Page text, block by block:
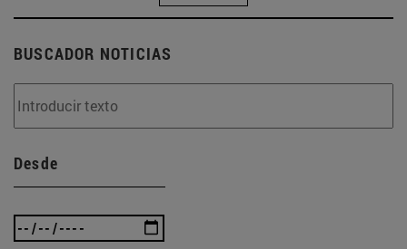
BUSCADOR NOTICIAS
Desde